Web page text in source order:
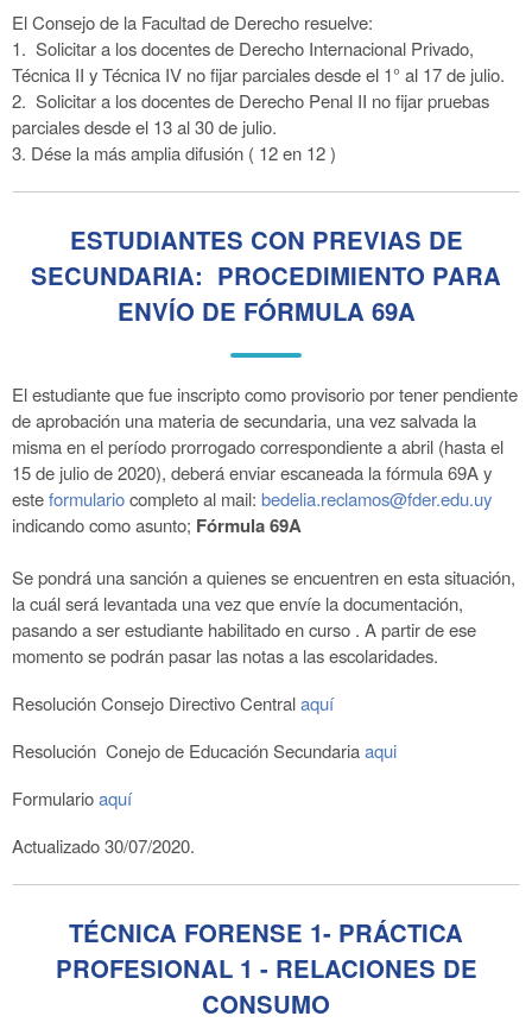
El Consejo de la Facultad de Derecho resuelve:
1. Solicitar a los docentes de Derecho Internacional Privado,
Técnica II y Técnica IV no fijar parciales desde el 1° al 17 de julio.
2. Solicitar a los docentes de Derecho Penal II no fijar pruebas
parciales desde el 13 al 30 de julio.
3. Dése la más amplia difusión ( 12 en 12 )
ESTUDIANTES CON PREVIAS DE
SECUNDARIA: PROCEDIMIENTO PARA
ENVÍO DE FÓRMULA 69A
El estudiante que fue inscripto como provisorio por tener pendiente
de aprobación una materia de secundaria, una vez salvada la
misma en el período prorrogado correspondiente a abril (hasta el
15 de julio de 2020), deberá enviar escaneada la fórmula 69A y
esteformulariocompleto al mail: bedelia.reclamos@fder.edu.uy
indicando como asunto; Fórmula 69A
Se pondrá una sanción a quienes se encuentren en esta situación,
la cuál será levantada una vez que envíe la documentación,
pasando a ser estudiante habilitado en curso . A partir de ese
momento se podrán pasar las notas a las escolaridades.
Resolución Consejo Directivo Centralaquí
Resolución Conejo de Educación Secundariaaqui
Formularioaquí
Actualizado 30/07/2020.
TÉCNICA FORENSE 1- PRÁCTICA
PROFESIONAL 1 - RELACIONES DE
CONSUMO